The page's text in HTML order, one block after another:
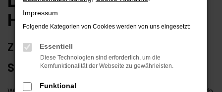
Horb
ZUVERLÄSSIG FÜR HORB – IHR
SEAT ATECA GEBRAUCHTWAGEN
Impressum
Folgende Kategorien von Cookies werden von uns eingesetzt:
Essentiell
Diese Technologien sind erforderlich, um die
Kernfunktionalität der Webseite zu gewährleisten.
Funktional